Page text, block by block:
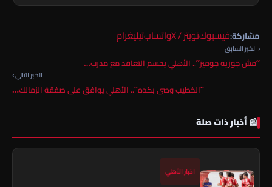
مشاركة:فيسبوكتويتر / X واتسابتيليغرام
‹ الخبر السابق
“مش جوزيه جوميز”.. الأهلي يحسم التعاقد مع مدرب…
الخبر التالي ›
“الخطيب وصى بكده”.. الأهلي يوافق على صفقة الزمالك…
📰 أخبار ذات صلة
اخبار الأهلي